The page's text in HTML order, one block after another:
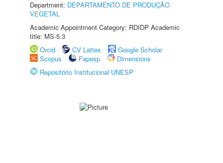
Department: DEPARTAMENTO DE PRODUÇÃO
VEGETAL
Academic Appointment Category: RDIDP Academic
title: MS-5.3
Orcid
CV Lattes
Google Scholar
Scopus
Fapesp
Dimensions
Repositório Institucional UNESP